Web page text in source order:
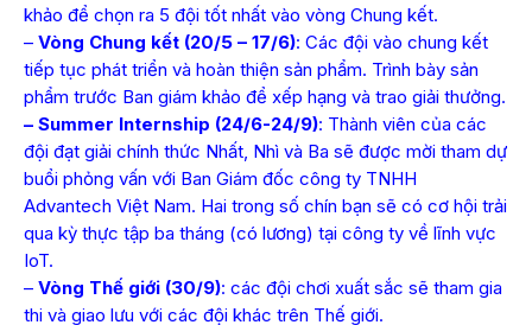
khảo để chọn ra 5 đội tốt nhất vào vòng Chung kết.
– Vòng Chung kết (20/5 – 17/6): Các đội vào chung kết
tiếp tục phát triển và hoàn thiện sản phẩm. Trình bày sản
phẩm trước Ban giám khảo để xếp hạng và trao giải thưởng.
– Summer Internship (24/6-24/9): Thành viên của các
đội đạt giải chính thức Nhất, Nhì và Ba sẽ được mời tham dự
buổi phỏng vấn với Ban Giám đốc công ty TNHH
Advantech Việt Nam. Hai trong số chín bạn sẽ có cơ hội trải
qua kỳ thực tập ba tháng (có lương) tại công ty về lĩnh vực
IoT.
– Vòng Thế giới (30/9): các đội chơi xuất sắc sẽ tham gia
thi và giao lưu với các đội khác trên Thế giới.